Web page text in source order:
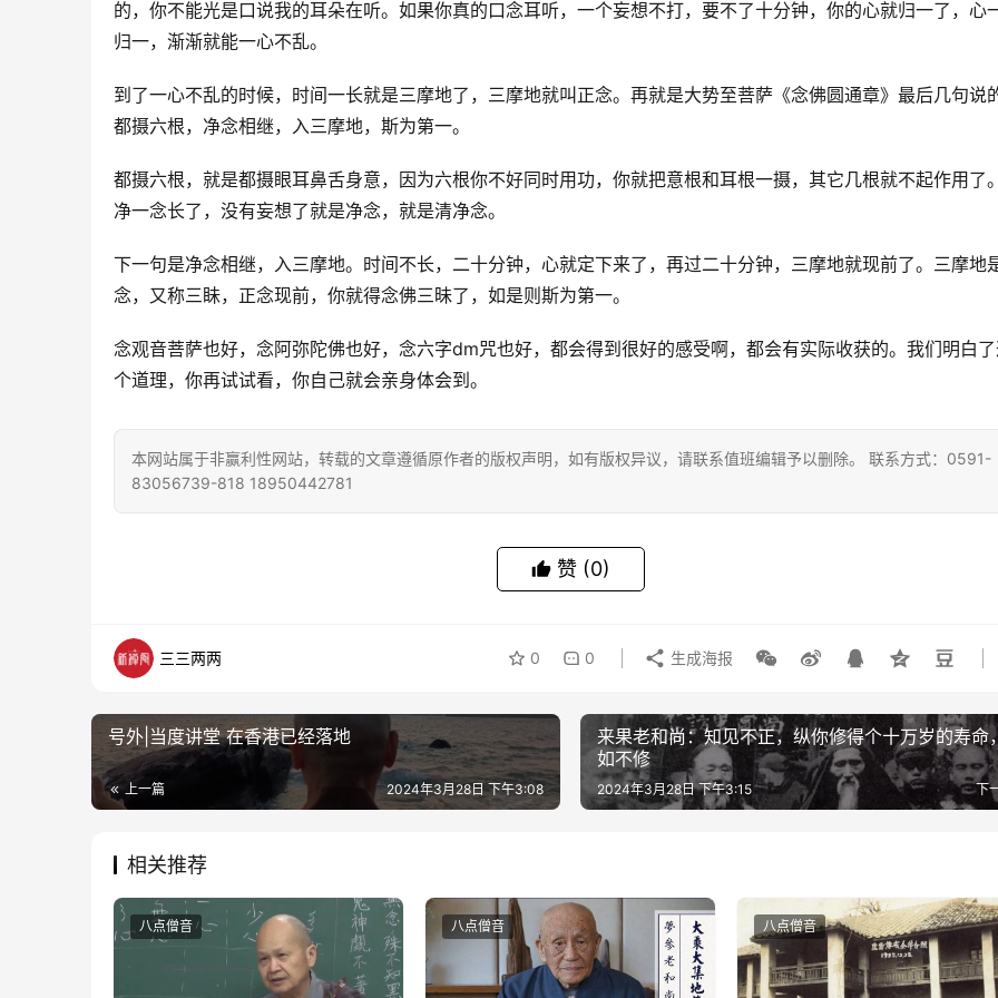
的，你不能光是口说我的耳朵在听。如果你真的口念耳听，一个妄想不打，要不了十分钟，你的心就归一了，心
归一，渐渐就能一心不乱。
到了一心不乱的时候，时间一长就是三摩地了，三摩地就叫正念。再就是大势至菩萨《念佛圆通章》最后几句说的
都摄六根，净念相继，入三摩地，斯为第一。
都摄六根，就是都摄眼耳鼻舌身意，因为六根你不好同时用功，你就把意根和耳根一摄，其它几根就不起作用了
净一念长了，没有妄想了就是净念，就是清净念。
下一句是净念相继，入三摩地。时间不长，二十分钟，心就定下来了，再过二十分钟，三摩地就现前了。三摩地
念，又称三眛，正念现前，你就得念佛三昧了，如是则斯为第一。
念观音菩萨也好，念阿弥陀佛也好，念六字dm咒也好，都会得到很好的感受啊，都会有实际收获的。我们明白
个道理，你再试试看，你自己就会亲身体会到。
本网站属于非赢利性网站，转载的文章遵循原作者的版权声明，如有版权异议，请联系值班编辑予以删除。 联系方式：0591-
83056739-818 18950442781
赞 (0)
三三两两 0 0 生成海报
号外|当度讲堂 在香港已经落地
上一篇 2024年3月28日 下午3:08
来果老和尚：知见不正，纵你修得个十万岁的寿命
如不修
下
2024年3月28日 下午3:15
相关推荐
八点僧音 八点僧音 八点僧音